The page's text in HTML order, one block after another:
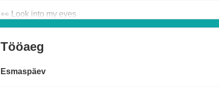
👀 Look into my eyes
Tööaeg
Esmaspäev